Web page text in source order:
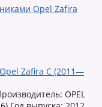
Zafira C (2011—
OPEL